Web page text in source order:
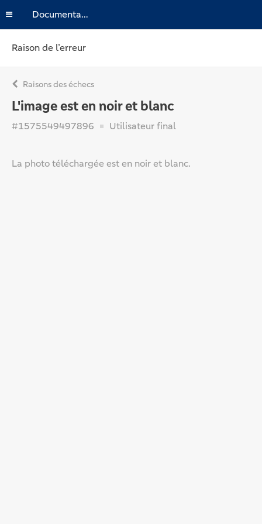
Documentation
Raison de l’erreur
Raisons des échecs
L'image est en noir et blanc
#1575549497896 Utilisateur final
La photo téléchargée est en noir et blanc.